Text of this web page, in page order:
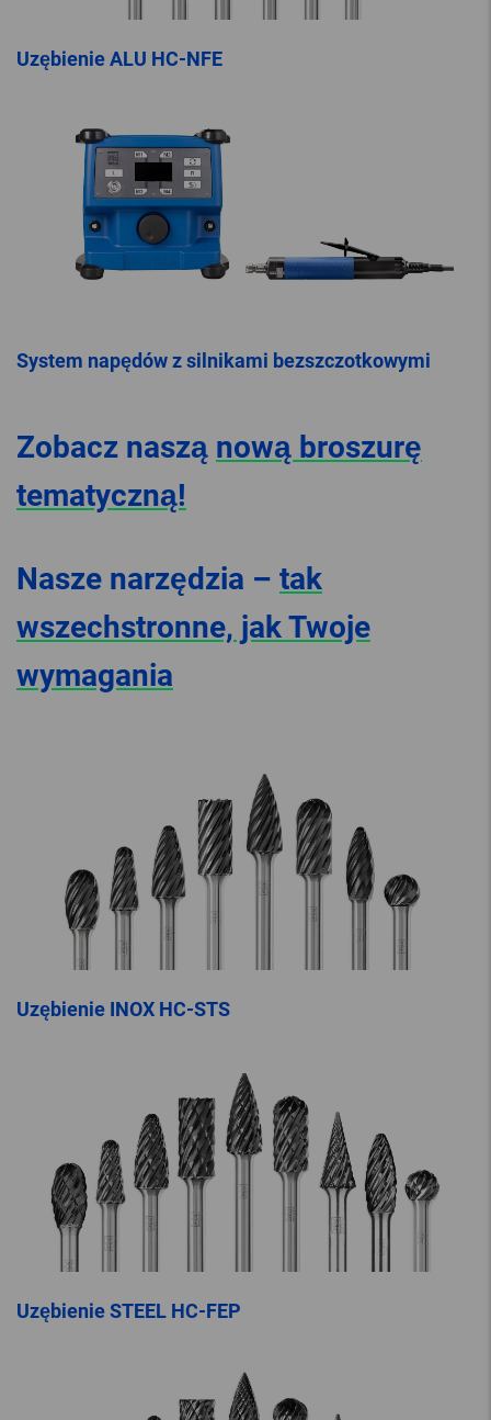
Uzębienie ALU HC-NFE
System napędów z silnikami bezszczotkowymi
Zobacz naszą nową broszurę
tematyczną!
Nasze narzędzia – tak
wszechstronne, jak Twoje
wymagania
Uzębienie INOX HC-STS
Uzębienie STEEL HC-FEP